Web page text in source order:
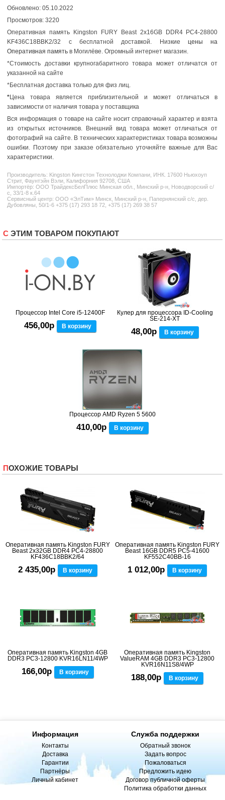
Обновлено: 05.10.2022
Просмотров: 3220
Оперативная память Kingston FURY Beast 2x16GB DDR4 PC4-28800
KF436C18BBK2/32 с бесплатной доставкой. Низкиецены на
Оперативная память в Могилёве. Огромный интернет магазин.
*Стоимость доставки крупногабаритного товара может отличатся от
указанной на сайте
*Бесплатная доставка только для физ лиц.
*Цена товара является приблизительной и может отличаться в
зависимости от наличия товара у поставщика
Вся информация о товаре на сайте носит справочный характер и взята
из открытых источников. Внешний вид товара может отличаться от
фотографий на сайте. В технических характеристиках товара возможны
ошибки. Поэтому при заказе обязательно уточняйте важные для Вас
характеристики.
Производитель: Kingston Кингстон Технолоджи Компани, ИНК. 17600 Ньюхоуп
Стрит, Фаунтэйн Вэли, Калифорния 92708, США
Импортёр: ООО ТрайдексБелПлюс Минская обл., Минский р-н, Новодворский с/
с, 33/1-8 к.64
Сервисный центр: ООО «ЭлТим» Минск, Минский р-н, Папернянский с/с, дер.
Дубовляны, 50/1-6 +375 (17) 293 18 72, +375 (17) 269 38 57
С ЭТИМ ТОВАРОМ ПОКУПАЮТ
Процессор Intel Core i5-12400F
456,00р В корзину
Кулер для процессора ID-Cooling
SE-214-XT
48,00р В корзину
Процессор AMD Ryzen 5 5600
410,00р В корзину
ПОХОЖИЕ ТОВАРЫ
Оперативная память Kingston FURY
Beast 2x32GB DDR4 PC4-28800
KF436C18BBK2/64
2 435,00р В корзину
Оперативная память Kingston FURY
Beast 16GB DDR5 PC5-41600
KF552C40BB-16
1 012,00р В корзину
Оперативная память Kingston 4GB
DDR3 PC3-12800 KVR16LN11/4WP
166,00р В корзину
Оперативная память Kingston
ValueRAM 4GB DDR3 PC3-12800
KVR16N11S8/4WP
188,00р В корзину
Информация
Контакты
Доставка
Гарантии
Партнёры
Личный кабинет
Служба поддержки
Обратный звонок
Задать вопрос
Пожаловаться
Предложить идею
Договор публичной оферты
Политика обработки данных